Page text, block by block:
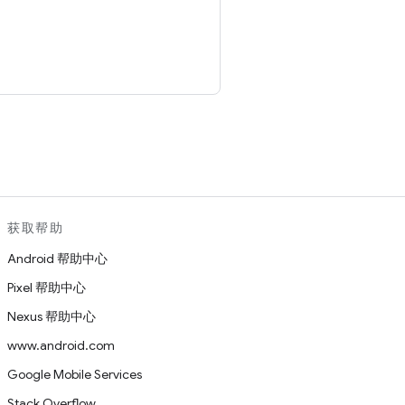
获取帮助
Android 帮助中心
Pixel 帮助中心
Nexus 帮助中心
www.android.com
Google Mobile Services